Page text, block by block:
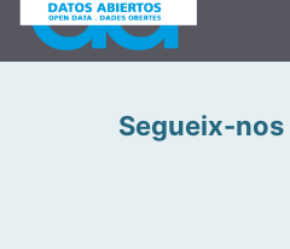
Segueix-